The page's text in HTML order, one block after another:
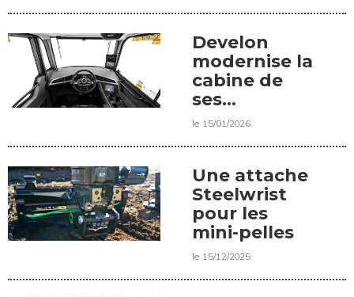
Develon
modernise la
cabine de
ses
tombereaux
le 15/01/2026
Une attache
Steelwrist
pour les
mini-pelles
le 15/12/2025